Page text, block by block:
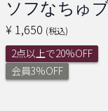
ソフなちゅ
¥ 1,650 (税込)
2点以上で20%OFF
会員3%OFF